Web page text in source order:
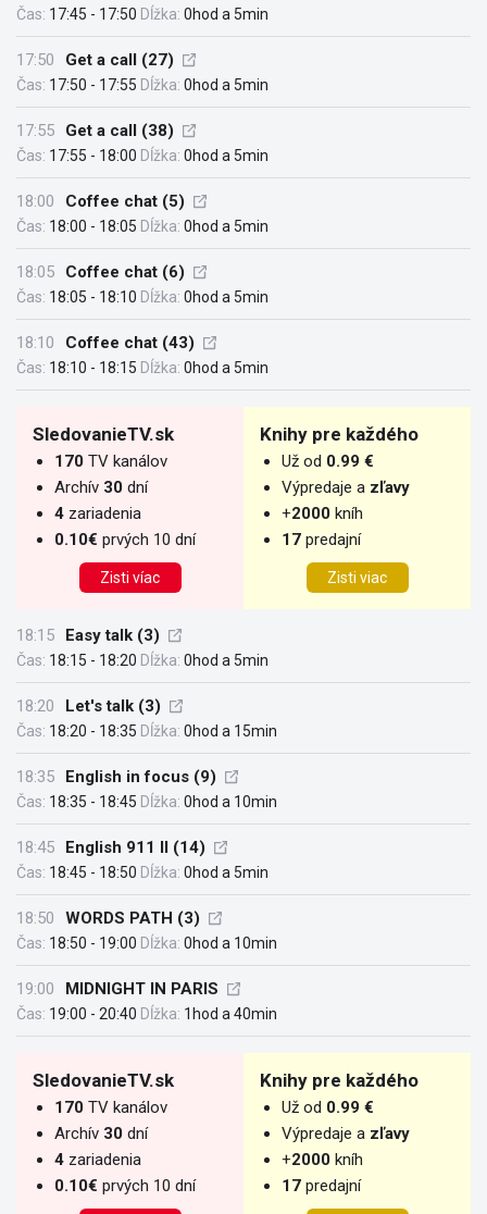
Čas: 17:45 - 17:50 Dĺžka: 0hod a 5min
17:50 Get a call (27)
Čas: 17:50 - 17:55 Dĺžka: 0hod a 5min
17:55 Get a call (38)
Čas: 17:55 - 18:00 Dĺžka: 0hod a 5min
18:00 Coffee chat (5)
Čas: 18:00 - 18:05 Dĺžka: 0hod a 5min
18:05 Coffee chat (6)
Čas: 18:05 - 18:10 Dĺžka: 0hod a 5min
18:10 Coffee chat (43)
Čas: 18:10 - 18:15 Dĺžka: 0hod a 5min
SledovanieTV.sk
170 TV kanálov
Archív 30 dní
4 zariadenia
0.10€ prvých 10 dní
Zisti víac
Knihy pre každého
Už od 0.99 €
Výpredaje a zľavy
+2000 kníh
17 predajní
Zisti viac
18:15 Easy talk (3)
Čas: 18:15 - 18:20 Dĺžka: 0hod a 5min
18:20 Let's talk (3)
Čas: 18:20 - 18:35 Dĺžka: 0hod a 15min
18:35 English in focus (9)
Čas: 18:35 - 18:45 Dĺžka: 0hod a 10min
18:45 English 911 II (14)
Čas: 18:45 - 18:50 Dĺžka: 0hod a 5min
18:50 WORDS PATH (3)
Čas: 18:50 - 19:00 Dĺžka: 0hod a 10min
19:00 MIDNIGHT IN PARIS
Čas: 19:00 - 20:40 Dĺžka: 1hod a 40min
SledovanieTV.sk
170 TV kanálov
Archív 30 dní
4 zariadenia
0.10€ prvých 10 dní
Knihy pre každého
Už od 0.99 €
Výpredaje a zľavy
+2000 kníh
17 predajní